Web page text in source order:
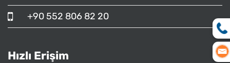
+90 552 806 82 20
Hızlı Erişim